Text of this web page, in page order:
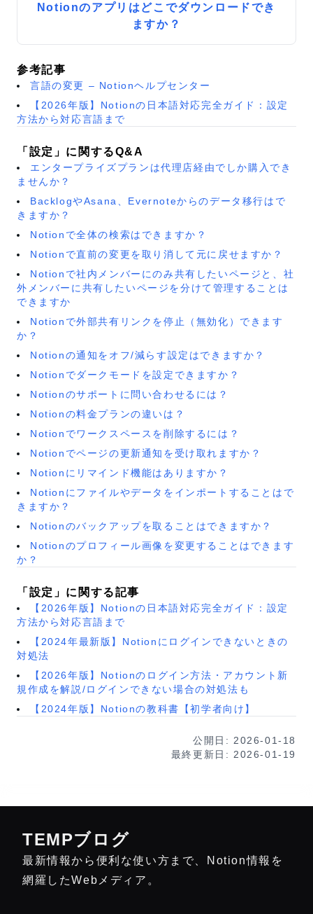
Notionのアプリはどこでダウンロードでき
ますか？
参考記事
言語の変更 – Notionヘルプセンター
【2026年版】Notionの日本語対応完全ガイド：設定
方法から対応言語まで
「設定」に関するQ&A
エンタープライズプランは代理店経由でしか購入でき
ませんか？
BacklogやAsana、Evernoteからのデータ移行はで
きますか？
Notionで全体の検索はできますか？
Notionで直前の変更を取り消して元に戻せますか？
Notionで社内メンバーにのみ共有したいページと、社
外メンバーに共有したいページを分けて管理することは
できますか
Notionで外部共有リンクを停止（無効化）できます
か？
Notionの通知をオフ/減らす設定はできますか？
Notionでダークモードを設定できますか？
Notionのサポートに問い合わせるには？
Notionの料金プランの違いは？
Notionでワークスペースを削除するには？
Notionでページの更新通知を受け取れますか？
Notionにリマインド機能はありますか？
Notionにファイルやデータをインポートすることはで
きますか？
Notionのバックアップを取ることはできますか？
Notionのプロフィール画像を変更することはできます
か？
「設定」に関する記事
【2026年版】Notionの日本語対応完全ガイド：設定
方法から対応言語まで
【2024年最新版】Notionにログインできないときの
対処法
【2026年版】Notionのログイン方法・アカウント新
規作成を解説/ログインできない場合の対処法も
【2024年版】Notionの教科書【初学者向け】
公開日: 2026-01-18
最終更新日: 2026-01-19
TEMPブログ
最新情報から便利な使い方まで、Notion情報を
網羅したWebメディア。